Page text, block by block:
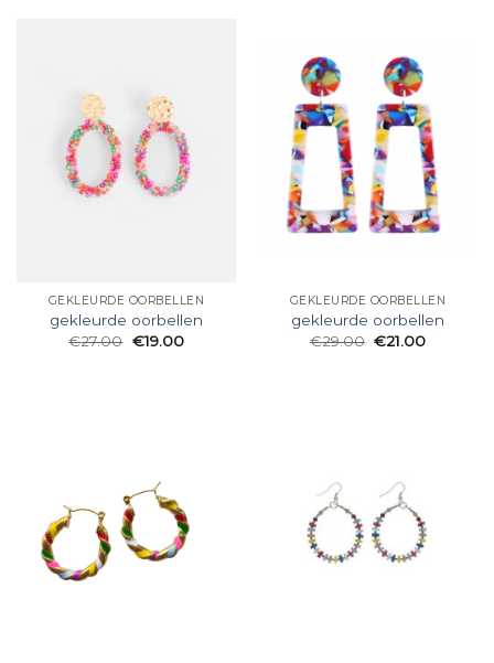
GEKLEURDE OORBELLEN
gekleurde oorbellen
€27.00 €19.00
GEKLEURDE OORBELLEN
gekleurde oorbellen
€29.00 €21.00